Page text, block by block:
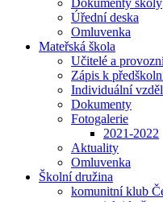
Dokumenty školy
Úřední deska
Omluvenka
Mateřská škola
Učitelé a
Zápis k
Individuální
Dokumenty
Fotogalerie
2021-2022
Aktuality
Omluvenka
Školní družina
komunitní klub